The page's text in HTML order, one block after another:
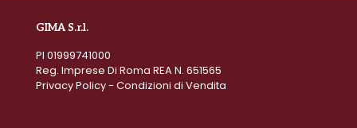
GIMA S.r.l.
PI 01999741000
Reg. Imprese Di Roma REA N. 651565
Privacy Policy- Condizioni di Vendita